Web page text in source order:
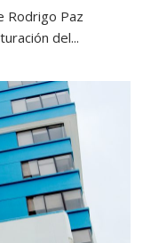
Rodrigo Paz
del...